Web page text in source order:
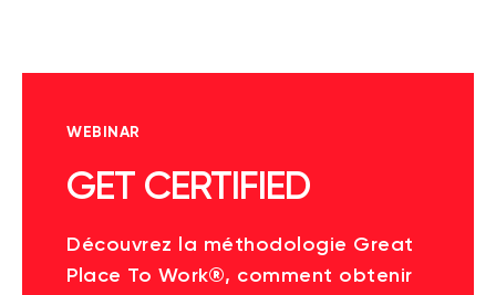
WEBINAR
GET CERTIFIED
Découvrez la méthodologie Great
Place To Work®, comment obtenir